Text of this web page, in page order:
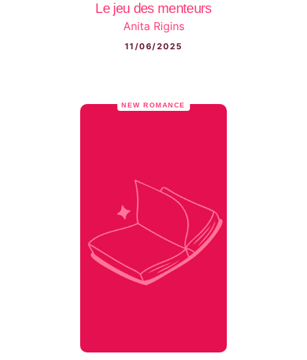
Le jeu des menteurs
Anita Rigins
11/06/2025
NEW ROMANCE